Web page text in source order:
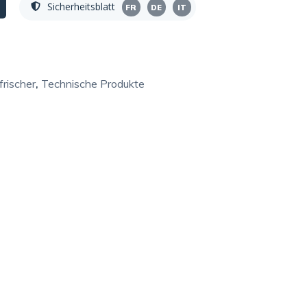
Sicherheitsblatt FR DE IT
, Technische Produkte